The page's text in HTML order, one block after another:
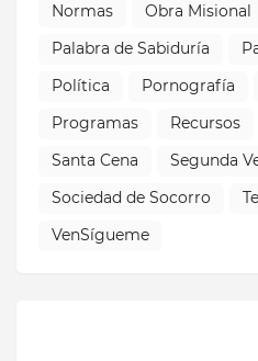
Normas
Obra Misional
Palabra de Sabiduría
Política
Pornografía
Programas
Recursos
Santa Cena
Segunda
Sociedad de Socorro
VenSígueme